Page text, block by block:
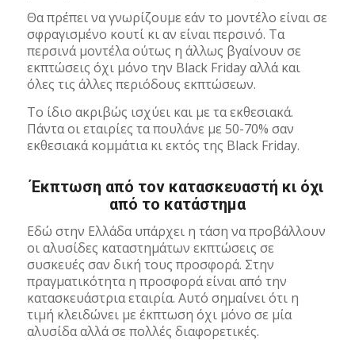
Θα πρέπει να γνωρίζουμε εάν το μοντέλο είναι σε
σφραγισμένο κουτί κι αν είναι περσινό. Τα
περσινά μοντέλα ούτως η άλλως βγαίνουν σε
εκπτώσεις όχι μόνο την Black Friday αλλά και
όλες τις άλλες περιόδους εκπτώσεων.
Το ίδιο ακριβώς ισχύει και με τα εκθεσιακά.
Πάντα οι εταιρίες τα πουλάνε με 50-70% σαν
εκθεσιακά κομμάτια κι εκτός της Black Friday.
Έκπτωση από τον κατασκευαστή κι όχι
από το κατάστημα
Εδώ στην Ελλάδα υπάρχει η τάση να προβάλλουν
οι αλυσίδες καταστημάτων εκπτώσεις σε
συσκευές σαν δική τους προσφορά. Στην
πραγματικότητα η προσφορά είναι από την
κατασκευάστρια εταιρία. Αυτό σημαίνει ότι η
τιμή κλειδώνει με έκπτωση όχι μόνο σε μία
αλυσίδα αλλά σε πολλές διαφορετικές.